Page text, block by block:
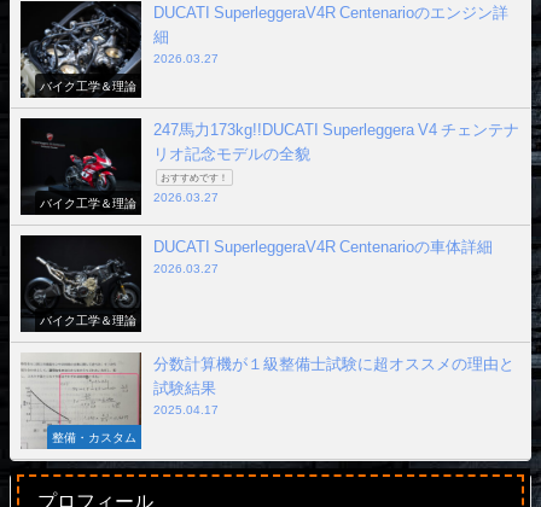
バイク工学＆理論
DUCATI SuperleggeraV4R Centenarioのエンジン詳
細
2026.03.27
バイク工学＆理論
247馬力173kg!!DUCATI Superleggera V4 チェンテナ
リオ記念モデルの全貌
おすすめです！
2026.03.27
バイク工学＆理論
DUCATI SuperleggeraV4R Centenarioの車体詳細
2026.03.27
整備・カスタム
分数計算機が１級整備士試験に超オススメの理由と
試験結果
2025.04.17
プロフィール